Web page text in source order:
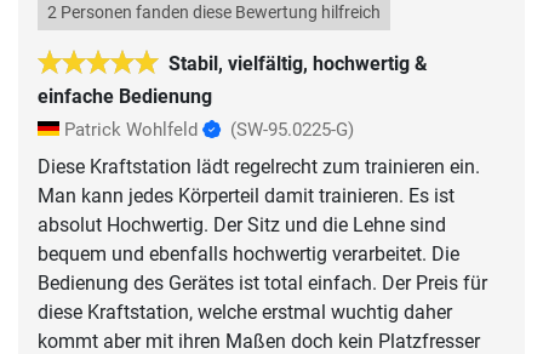
Stabil, vielfältig, hochwertig &
einfache Bedienung
2 Personen fanden diese Bewertung hilfreich
Patrick Wohlfeld (SW-95.0225-G)
Diese Kraftstation lädt regelrecht zum trainieren ein.
Man kann jedes Körperteil damit trainieren. Es ist
absolut Hochwertig. Der Sitz und die Lehne sind
bequem und ebenfalls hochwertig verarbeitet. Die
Bedienung des Gerätes ist total einfach. Der Preis für
diese Kraftstation, welche erstmal wuchtig daher
kommt aber mit ihren Maßen doch kein Platzfresser